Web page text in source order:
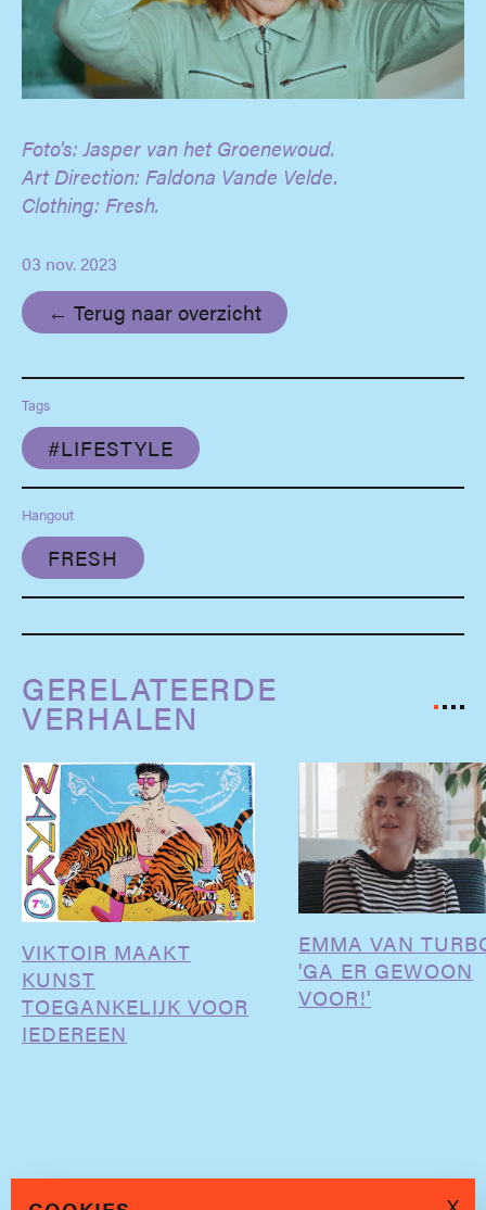
Foto's: Jasper van het Groenewoud.
Art Direction: Faldona Vande Velde.
Clothing: Fresh.
03 nov. 2023
← Terug naar overzicht
Tags
#LIFESTYLE
Hangout
FRESH
GERELATEERDE
VERHALEN
VIKTOIR MAAKT
KUNST
TOEGANKELIJK VOOR
IEDEREEN
EMMA VAN
'GA ER GEWOON
VOOR!'